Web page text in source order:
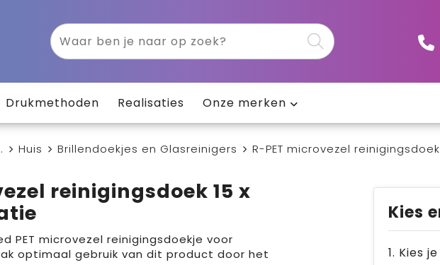
Drukmethoden Realisaties Onze merken
Huis Brillendoekjes en Glasreinigers R-PET microvezel
reinigingsdoek 15 x
PET microvezel reinigingsdoekje voor
optimaal gebruik van dit product door het
Kies
1. Kies